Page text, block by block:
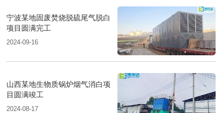
宁波某地固废焚烧脱硫尾气脱白
项目圆满完工
2024-09-16
山西某地生物质锅炉烟气消白项
目圆满竣工
2024-08-17